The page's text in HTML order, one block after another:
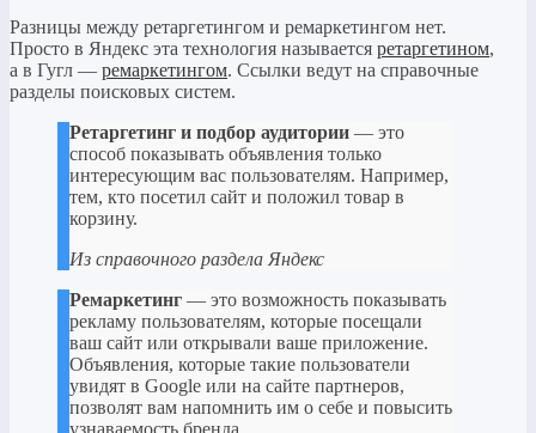
Разницы между ретаргетингом и ремаркетингом нет.
Просто в Яндекс эта технология называется ретаргетином,
а в Гугл — ремаркетингом. Ссылки ведут на справочные
разделы поисковых систем.
Ретаргетинг и подбор аудитории — это
способ показывать объявления только
интересующим вас пользователям. Например,
тем, кто посетил сайт и положил товар в
корзину.
Из справочного раздела Яндекс
Ремаркетинг — это возможность показывать
рекламу пользователям, которые посещали
ваш сайт или открывали ваше приложение.
Объявления, которые такие пользователи
увидят в Google или на сайте партнеров,
позволят вам напомнить им о себе и повысить